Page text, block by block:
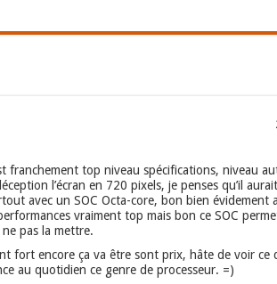
franchement top niveau spécifications, niveau
l’écran en 720 pixels, je penses qu’il
avec un SOC Octa-core, bon bien évidement
vraiment top mais bon ce SOC
pas la mettre.
fort encore ça va être sont prix, hâte de voir ce
au quotidien ce genre de processeur. =)